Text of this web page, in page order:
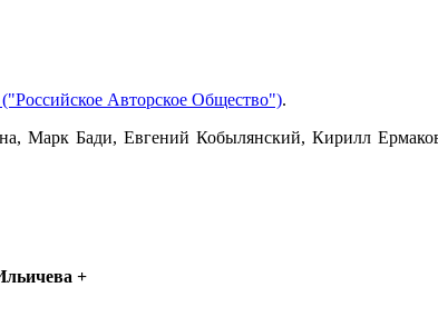
Авторское Общество").
Марк Бади, Евгений Кобылянский, Кирилл
+